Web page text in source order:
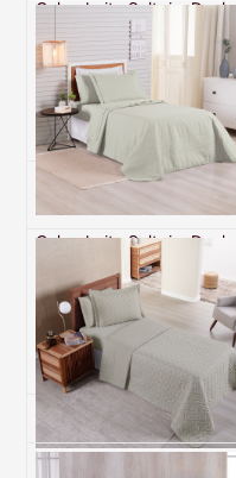
Cobre Leito Solteiro Dupla
Face 200 Fios Toque de
Algodão 2 Peças Premier
Branco
R$ 335,00
6x de R$ 55,83 sem juros
Cobre Leito Solteiro Dupla
Face 200 Fios Toque de
Algodão 2 Peças Premier
Cáqui
R$ 335,00
6x de R$ 55,83 sem juros